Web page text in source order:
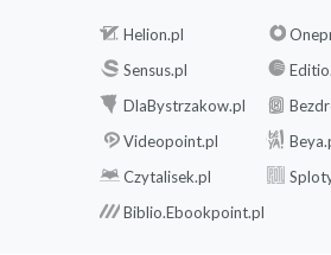
Helion.pl
Sensus.pl
DlaBystrzakow.pl
Videopoint.pl
Czytalisek.pl
Biblio.Ebookpoint.pl